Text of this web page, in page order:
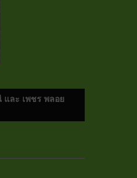
ละ เพชร พลอย